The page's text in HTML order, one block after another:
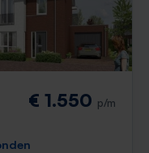
€ 1.550 p/m